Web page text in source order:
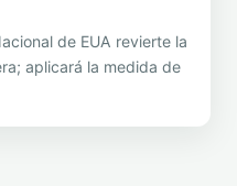
de EUA revierte la
aplicará la medida de